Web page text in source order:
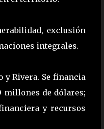
exclusión
integrales.
y Rivera. Se financia
millones de dólares;
y recursos